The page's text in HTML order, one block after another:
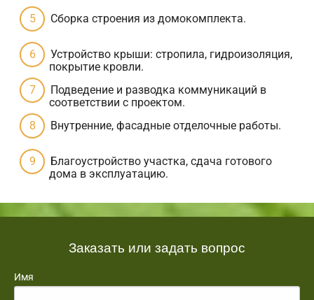
Сборка строения из домокомплекта.
Устройство крыши: стропила, гидроизоляция,
покрытие кровли.
Подведение и разводка коммуникаций в
соответствии с проектом.
Внутренние, фасадные отделочные работы.
Благоустройство участка, сдача готового
дома в эксплуатацию.
Заказать или задать вопрос
Имя